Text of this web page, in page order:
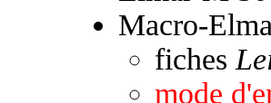
Macro-
fiches
mode